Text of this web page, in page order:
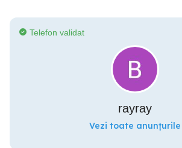
Telefon validat
rayray
Vezi toate anunțurile